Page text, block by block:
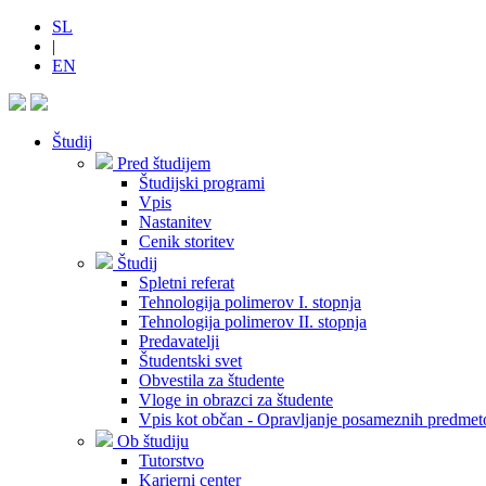
SL
|
EN
Študij
Pred študijem
Študijski programi
Vpis
Nastanitev
Cenik storitev
Študij
Spletni referat
Tehnologija polimerov I. stopnja
Tehnologija polimerov II. stopnja
Predavatelji
Študentski svet
Obvestila za študente
Vloge in obrazci za študente
Vpis kot občan - Opravljanje posameznih
Ob študiju
Tutorstvo
Karierni center